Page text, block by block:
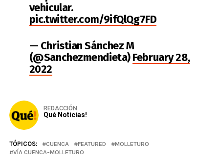
vehicular.
pic.twitter.com/9ifQlQg7FD
— Christian Sánchez M
(@Sanchezmendieta)February 28,
2022
REDACCIÓN
Qué Noticias!
TÓPICOS: CUENCA FEATURED
MOLLETURO
VÍA CUENCA-MOLLETURO